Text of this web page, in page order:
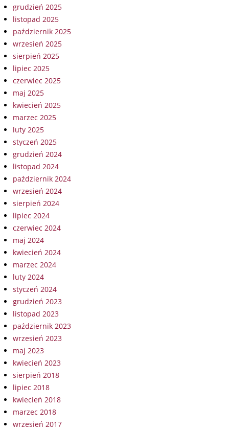
grudzień 2025
listopad 2025
październik 2025
wrzesień 2025
sierpień 2025
lipiec 2025
czerwiec 2025
maj 2025
kwiecień 2025
marzec 2025
luty 2025
styczeń 2025
grudzień 2024
listopad 2024
październik 2024
wrzesień 2024
sierpień 2024
lipiec 2024
czerwiec 2024
maj 2024
kwiecień 2024
marzec 2024
luty 2024
styczeń 2024
grudzień 2023
listopad 2023
październik 2023
wrzesień 2023
maj 2023
kwiecień 2023
sierpień 2018
lipiec 2018
kwiecień 2018
marzec 2018
wrzesień 2017